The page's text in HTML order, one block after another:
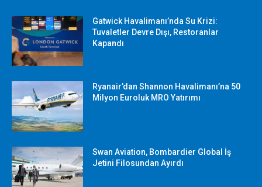
Gatwick Havalimanı’nda Su Krizi:
Tuvaletler Devre Dışı, Restoranlar
Kapandı
Ryanair’dan Shannon Havalimanı’na 50
Milyon Euroluk MRO Yatırımı
Swan Aviation, Bombardier Global İş
Jetini Filosundan Ayırdı